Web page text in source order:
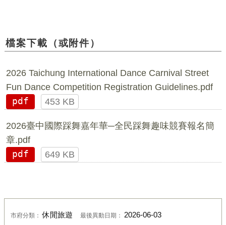
檔案下載（或附件）
2026 Taichung International Dance Carnival Street
Fun Dance Competition Registration Guidelines.pdf
pdf
453 KB
2026臺中國際踩舞嘉年華─全民踩舞趣味競賽報名簡
章.pdf
pdf
649 KB
市府分類：休閒旅遊 最後異動日期： 2026-06-03